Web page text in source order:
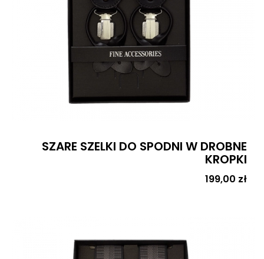
SZARE SZELKI DO SPODNI W DROBNE
KROPKI
Cena
199,00 zł